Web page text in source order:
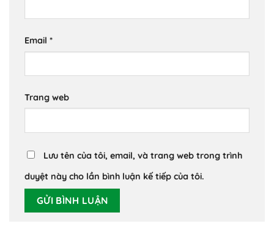
Email *
Trang web
Lưu tên của tôi, email, và trang web trong trình
duyệt này cho lần bình luận kế tiếp của tôi.